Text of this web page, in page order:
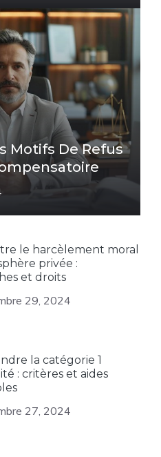
Motifs De Refus
le harcèlement moral
privée :
et droits
29, 2024
la catégorie 1
: critères et aides
27, 2024